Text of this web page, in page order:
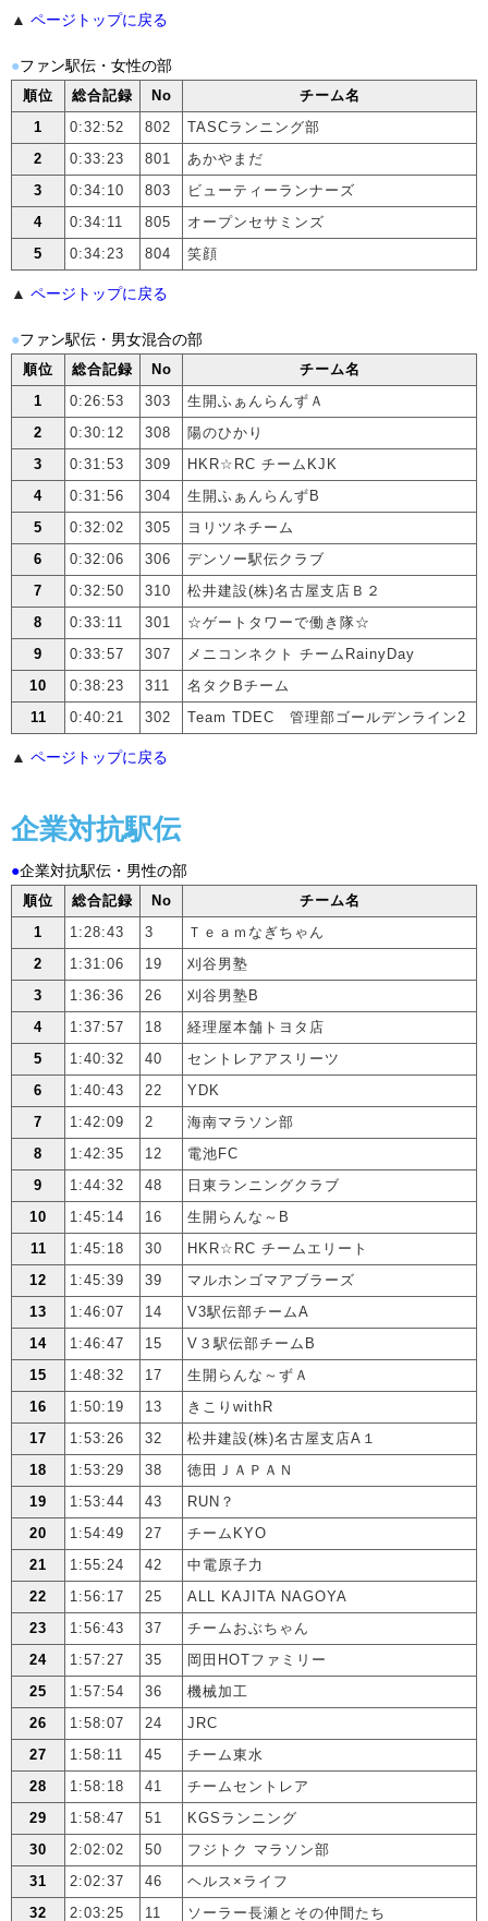
▲ ページトップに戻る
●ファン駅伝・女性の部
順位 総合記録 No
チーム名
1
0:32:52 802
TASCランニング部
2
0:33:23 801
あかやまだ
3
0:34:10 803
ビューティーランナーズ
4
0:34:11 805
オープンセサミンズ
5
0:34:23 804 笑顔
▲ ページトップに戻る
●ファン駅伝・男女混合の部
順位 総合記録 No
チーム名
1
0:26:53 303
生開ふぁんらんずＡ
2
0:30:12 308
陽のひかり
3
0:31:53 309
HKR☆RC チームKJK
4
0:31:56 304
生開ふぁんらんずB
5
0:32:02 305
ヨリツネチーム
6
0:32:06 306
デンソー駅伝クラブ
7
0:32:50 310
松井建設(株)名古屋支店Ｂ２
8
0:33:11 301
☆ゲートタワーで働き隊☆
9
0:33:57 307
メニコンネクト チームRainyDay
10
0:38:23 311
名タクBチーム
11
0:40:21 302 Team TDEC 管理部ゴールデンライン2
▲ ページトップに戻る
企業対抗駅伝
●企業対抗駅伝・男性の部
順位 総合記録 No
チーム名
1
1:28:43 3
Ｔｅａｍなぎちゃん
2
1:31:06 19
刈谷男塾
3
1:36:36 26
刈谷男塾B
4
1:37:57 18
経理屋本舗トヨタ店
5
1:40:32 40
セントレアアスリーツ
6
1:40:43 22
YDK
7
1:42:09 2
海南マラソン部
8
1:42:35 12
電池FC
9
1:44:32 48
日東ランニングクラブ
10
1:45:14 16
生開らんな～B
11
1:45:18 30
HKR☆RC チームエリート
12
1:45:39 39
マルホンゴマアブラーズ
13
1:46:07 14
V3駅伝部チームA
14
1:46:47 15
V３駅伝部チームB
15
1:48:32 17
生開らんな～ずＡ
16
1:50:19 13
きこりwithR
17
1:53:26 32
松井建設(株)名古屋支店A１
18
1:53:29 38
徳田ＪＡＰＡＮ
19
1:53:44 43
RUN？
20
1:54:49 27
チームKYO
21
1:55:24 42
中電原子力
22
1:56:17 25
ALL KAJITA NAGOYA
23
1:56:43 37
チームおぶちゃん
24
1:57:27 35
岡田HOTファミリー
25
1:57:54 36
機械加工
26
1:58:07 24
JRC
27
1:58:11 45
チーム東水
28
1:58:18 41
チームセントレア
29
1:58:47 51
KGSランニング
30
2:02:02 50
フジトク マラソン部
31
2:02:37 46
ヘルス×ライフ
32
2:03:25 11 ソーラー長瀬とその仲間たち